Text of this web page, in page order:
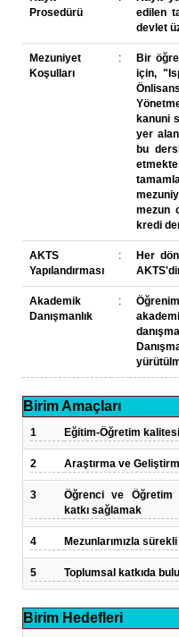
Prosedürü
edilen
devlet
Mezuniyet
Koşulları
:
Bir
için,
kanuni
yer
bu
mezun
kredi
AKTS
Yapılandırması
:
Her
Akademik
Danışmanlık
:
Birim Amaçları
1 Eğitim-Öğretim
2 Araştırma ve
3
Öğrenci ve Öğretim
katkı sağlamak
4 Mezunlarımızla
5 Toplumsal katkıda
Birim Hedefleri